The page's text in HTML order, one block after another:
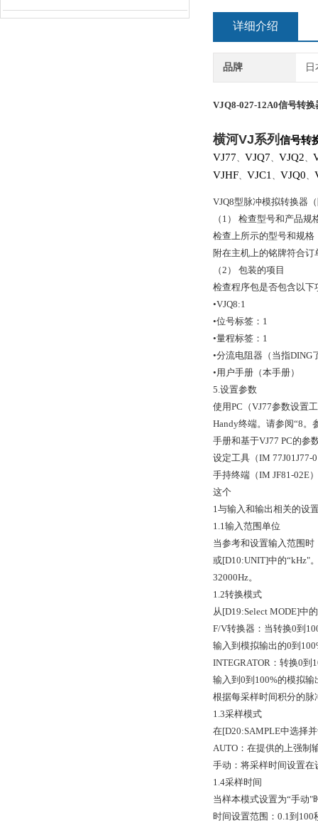
详细介绍
品牌
VJQ8-027-12A0信号转换
横河VJ系列 信号转
VJ77、 VJQ7、 VJQ2、
VJHF、 VJC1 、 VJQ0、
VJQ8型脉冲模拟转换器
（1） 检查型号和产品规
检查上所示的型号和规格
附在主机上的铭牌符合订
（2） 包装的项目
检查程序包是否包含以下
•VJQ8:1
•位号标签：1
•量程标签：1
•分流电阻器（当指DING
•用户手册（本手册）
5.设置参数
使用PC（VJ77参数设置
Handy终端。请参阅“8。
手册和基于VJ77 PC的参
设定工具（IM 77J01J77-
手持终端（IM JF81-02E
这个
1与输入和输出相关的设
1.1输入范围单位
当参考和设置输入范围时
或[D10:UNIT]中的“kHz"
32000Hz。
1.2转换模式
从[D19:Select MODE]中
F/V转换器：当转换0到
输入到模拟输出的0到
INTEGRATOR：转换0到
输入到0到100%的模拟输
根据每采样时间积分的
1.3采样模式
在[D20:SAMPLE中选择
AUTO：在提供的上强制
手动：将采样时间设置在
1.4采样时间
当样本模式设置为“手动"
时间设置范围：0.1到